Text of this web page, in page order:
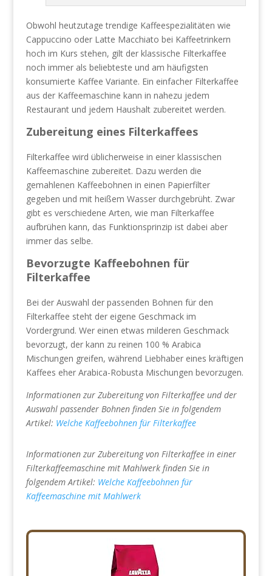
Obwohl heutzutage trendige Kaffeespezialitäten wie
Cappuccino oder Latte Macchiato bei Kaffeetrinkern
hoch im Kurs stehen, gilt der klassische Filterkaffee
noch immer als beliebteste und am häufigsten
konsumierte Kaffee Variante. Ein einfacher Filterkaffee
aus der Kaffeemaschine kann in nahezu jedem
Restaurant und jedem Haushalt zubereitet werden.
Zubereitung eines Filterkaffees
Filterkaffee wird üblicherweise in einer klassischen
Kaffeemaschine zubereitet. Dazu werden die
gemahlenen Kaffeebohnen in einen Papierfilter
gegeben und mit heißem Wasser durchgebrüht. Zwar
gibt es verschiedene Arten, wie man Filterkaffee
aufbrühen kann, das Funktionsprinzip ist dabei aber
immer das selbe.
Bevorzugte Kaffeebohnen für
Filterkaffee
Bei der Auswahl der passenden Bohnen für den
Filterkaffee steht der eigene Geschmack im
Vordergrund. Wer einen etwas milderen Geschmack
bevorzugt, der kann zu reinen 100 % Arabica
Mischungen greifen, während Liebhaber eines kräftigen
Kaffees eher Arabica-Robusta Mischungen bevorzugen.
Informationen zur Zubereitung von Filterkaffee und der
Auswahl passender Bohnen finden Sie in folgendem
Artikel: Welche Kaffeebohnen für Filterkaffee
Informationen zur Zubereitung von Filterkaffee in einer
Filterkaffeemaschine mit Mahlwerk finden Sie in
folgendem Artikel: Welche Kaffeebohnen für
Kaffeemaschine mit Mahlwerk